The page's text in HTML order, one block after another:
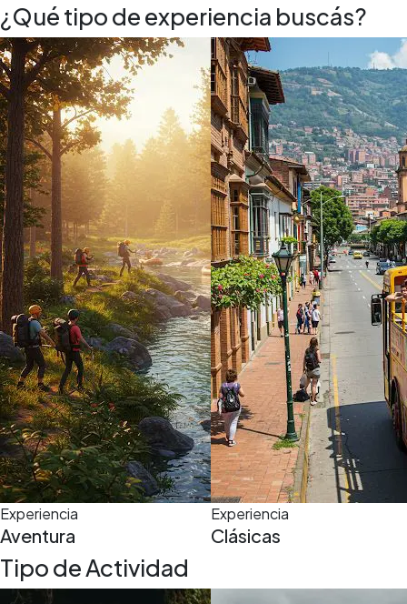
5,0(5)
3 h
¿Qué tipo de experiencia buscás?
Experiencia
Aventura
Experiencia
Clásicas
Tipo de Actividad